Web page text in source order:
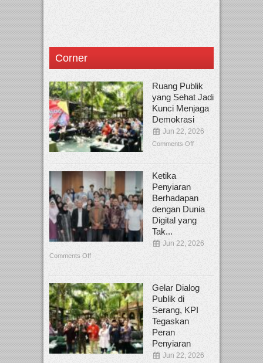
Corner
Ruang Publik
yang Sehat Jadi
Kunci Menjaga
Demokrasi
Jun 22, 2026
Comments Off
Ketika
Penyiaran
Berhadapan
dengan Dunia
Digital yang
Tak...
Jun 22, 2026
Comments Off
Gelar Dialog
Publik di
Serang, KPI
Tegaskan
Peran
Penyiaran
Jun 22, 2026